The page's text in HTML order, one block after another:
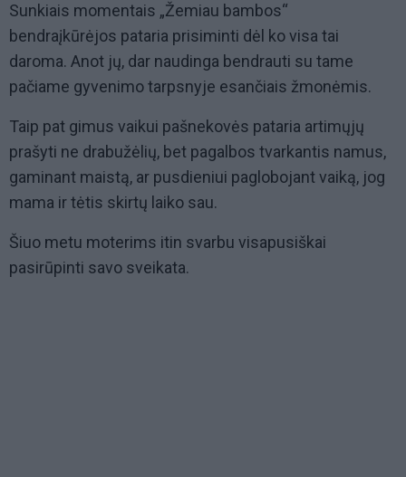
Sunkiais momentais „Žemiau bambos“
bendraįkūrėjos pataria prisiminti dėl ko visa tai
daroma. Anot jų, dar naudinga bendrauti su tame
pačiame gyvenimo tarpsnyje esančiais žmonėmis.
Taip pat gimus vaikui pašnekovės pataria artimųjų
prašyti ne drabužėlių, bet pagalbos tvarkantis namus,
gaminant maistą, ar pusdieniui paglobojant vaiką, jog
mama ir tėtis skirtų laiko sau.
Šiuo metu moterims itin svarbu visapusiškai
pasirūpinti savo sveikata.